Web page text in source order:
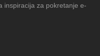
inspiracija za pokretanje e-